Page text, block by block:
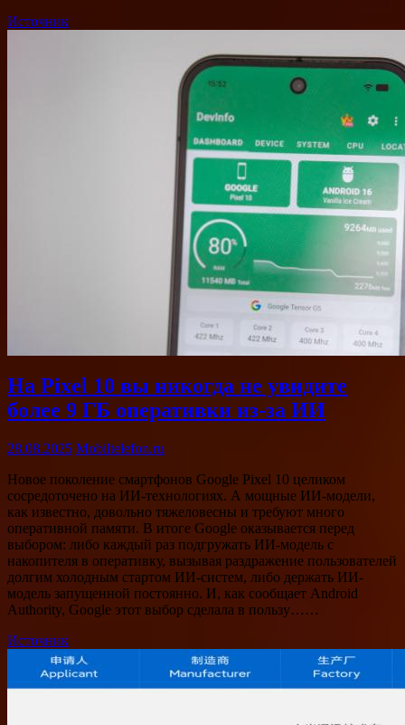
Источник
На Pixel 10 вы никогда не увидите
более 9 ГБ оперативки из-за ИИ
28.08.2025 Mobiltelefon.ru
Новое поколение смартфонов Google Pixel 10 целиком
сосредоточено на ИИ-технологиях. А мощные ИИ-модели,
как известно, довольно тяжеловесны и требуют много
оперативной памяти. В итоге Google оказывается перед
выбором: либо каждый раз подгружать ИИ-модель с
накопителя в оперативку, вызывая раздражение пользователей
долгим холодным стартом ИИ-систем, либо держать ИИ-
модель запущенной постоянно. И, как сообщает Android
Authority, Google этот выбор сделала в пользу……
Источник